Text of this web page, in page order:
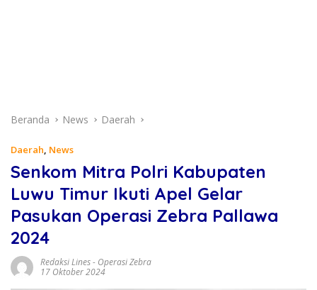
Beranda News Daerah
Daerah, News
Senkom Mitra Polri Kabupaten
Luwu Timur Ikuti Apel Gelar
Pasukan Operasi Zebra Pallawa
2024
Redaksi Lines- Operasi Zebra
17 Oktober 2024